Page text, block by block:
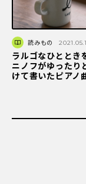
読みもの
ラルゴなひととき
ニノフがゆったり
けて書いたピアノ